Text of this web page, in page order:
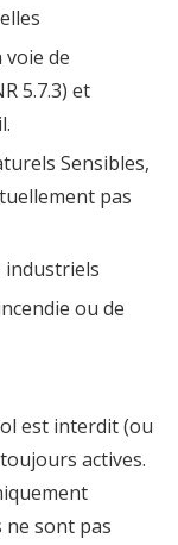
de
5.7.3) et
Sensibles,
pas
industriels
ou de
est interdit (ou
actives.
sont pas